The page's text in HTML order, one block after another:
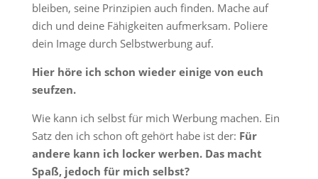
bleiben, seine Prinzipien auch finden. Mache auf
dich und deine Fähigkeiten aufmerksam. Poliere
dein Image durch Selbstwerbung auf.
Hier höre ich schon wieder einige von euch
seufzen.
Wie kann ich selbst für mich Werbung machen. Ein
Satz den ich schon oft gehört habe ist der: Für
andere kann ich locker werben. Das macht
Spaß, jedoch für mich selbst?